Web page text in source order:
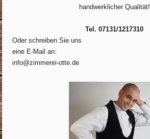
handwerklicher Qualität!
Tel. 07131/1217310
Oder schreiben Sie uns
eine E-Mail an:
info@zimmerei-otte.de